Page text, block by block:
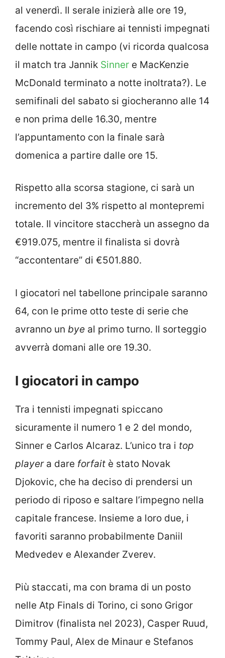
al venerdì. Il serale inizierà alle ore 19,
facendo così rischiare ai tennisti impegnati
delle nottate in campo (vi ricorda qualcosa
il match tra Jannik Sinner e MacKenzie
McDonald terminato a notte inoltrata?). Le
semifinali del sabato si giocheranno alle 14
e non prima delle 16.30, mentre
l’appuntamento con la finale sarà
domenica a partire dalle ore 15.
Rispetto alla scorsa stagione, ci sarà un
incremento del 3% rispetto al montepremi
totale. Il vincitore staccherà un assegno da
€919.075, mentre il finalista si dovrà
“accontentare” di €501.880.
I giocatori nel tabellone principale saranno
64, con le prime otto teste di serie che
avranno un bye al primo turno. Il sorteggio
avverrà domani alle ore 19.30.
I giocatori in campo
Tra i tennisti impegnati spiccano
sicuramente il numero 1 e 2 del mondo,
Sinner e Carlos Alcaraz. L’unico tra i top
playera dare forfait è stato Novak
Djokovic, che ha deciso di prendersi un
periodo di riposo e saltare l’impegno nella
capitale francese. Insieme a loro due, i
favoriti saranno probabilmente Daniil
Medvedev e Alexander Zverev.
Più staccati, ma con brama di un posto
nelle Atp Finals di Torino, ci sono Grigor
Dimitrov (finalista nel 2023), Casper Ruud,
Tommy Paul, Alex de Minaur e Stefanos